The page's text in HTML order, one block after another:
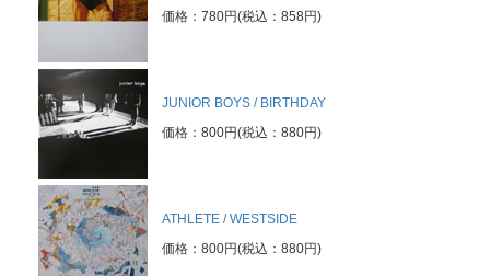
価格：780円(税込：858円)
JUNIOR BOYS / BIRTHDAY
価格：800円(税込：880円)
ATHLETE / WESTSIDE
価格：800円(税込：880円)